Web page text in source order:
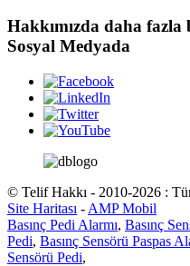
Hakkımızda daha
Sosyal Medyada
© Telif Hakkı - 2010-2026 :
Site Haritası - AMP Mobil
Basınç Pedi Alarmı, Basınç
Pedi, Basınç Sensörü Paspas
Sensörü Pedi,